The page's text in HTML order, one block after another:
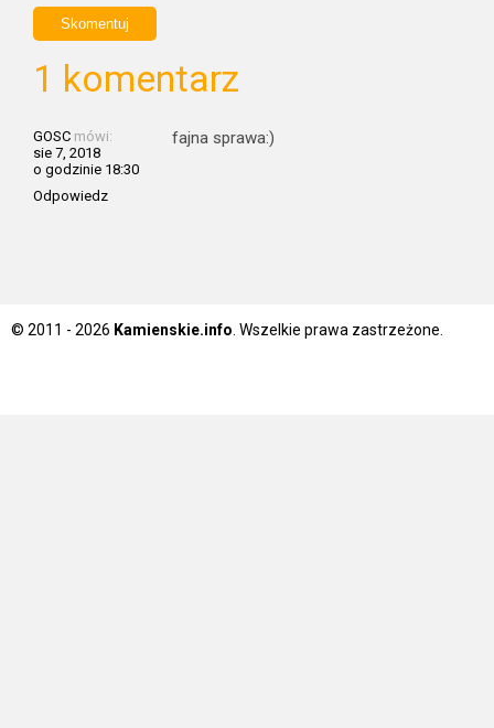
1 komentarz
GOSC mówi:
sie 7, 2018
o godzinie 18:30
Odpowiedz
fajna sprawa:)
© 2011 - 2026 Kamienskie.info. Wszelkie prawa zastrzeżone.